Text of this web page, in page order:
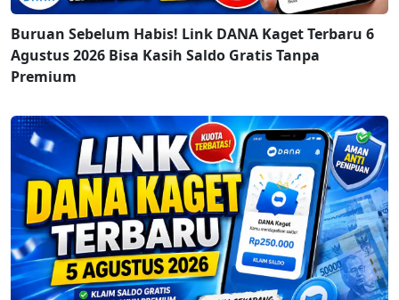
Buruan Sebelum Habis! Link DANA Kaget Terbaru 6
Agustus 2026 Bisa Kasih Saldo Gratis Tanpa
Premium